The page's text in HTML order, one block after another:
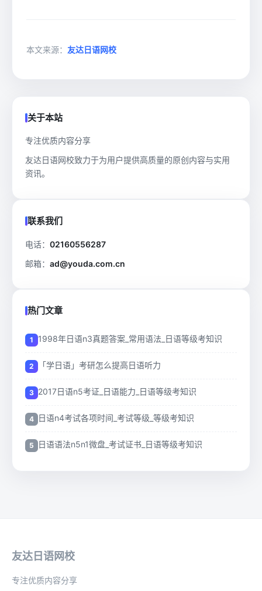
本文来源： 友达日语网校
关于本站
专注优质内容分享
友达日语网校致力于为用户提供高质量的原创内容与实用
资讯。
联系我们
电话： 02160556287
邮箱： ad@youda.com.cn
热门文章
1998年日语n3真题答案_常用语法_日语等级考知识
「学日语」考研怎么提高日语听力
2017日语n5考证_日语能力_日语等级考知识
日语n4考试各项时间_考试等级_等级考知识
日语语法n5n1微盘_考试证书_日语等级考知识
友达日语网校
专注优质内容分享